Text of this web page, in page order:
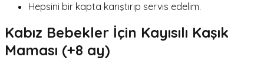
Hepsini bir kapta karıştırıp servis edelim.
Kabız Bebekler İçin Kayısılı Kaşık
Maması (+8 ay)